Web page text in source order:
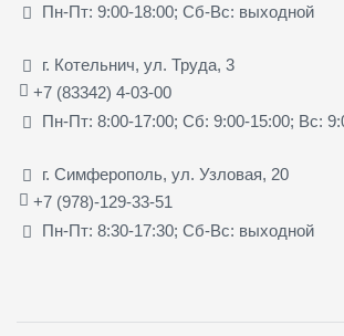
Пн-Пт: 9:00-18:00; Сб-Вс: выходной
г. Котельнич, ул. Труда, 3
+7 (83342) 4-03-00
Пн-Пт: 8:00-17:00; Сб: 9:00-15:00; Вс:
г. Симферополь, ул. Узловая, 20
+7 (978)-129-33-51
Пн-Пт: 8:30-17:30; Сб-Вс: выходной